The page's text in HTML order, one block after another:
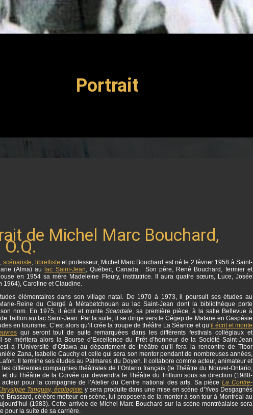
Portrait
de Michel Marc Bouchard,
O.Q.
,scénariste librettiste et professeur, Michel Marc Bouchard est né le 2 février 1958 à Saint-
(Alma) aulac Saint-Jean , Québec, Canada. Son père, René Bouchard, fermier et
en 1954 sa mère Madeleine Fleury, institutrice. Il aura quatre sœurs, Luce, Josée
1964), Caroline et Claudine.
élémentaires dans son village natal. De 1970 à 1973, il poursuit ses études au
Reine du Clergé à Métabetchouan au lac Saint-Jean dont la bibliothèque porte
nom. En 1975, il écrit et monte Scandale , sa première pièce, à la salle Bellevue à
Taillon au lac Saint-Jean. Par la suite, il se dirige vers le Cégep de Matane en Gaspésie
en tourisme. C’est alors qu’il crée la troupe de théâtre La Séance et qu’il écrit et monte
qui seront tout de suite remarquées dans les différents festivals collégiaux et
se méritera alors la Bourse d’Excellence du Prêt d’honneur de la Société Saint-Jean
à l’Université d’Ottawa au département de théâtre qu’il fera la rencontre de Tibor
Zana, Isabelle Cauchy et celle qui sera son mentor pendant de nombreuses années,
Il termine ses études au Palmares du Doyen. Il collabore comme acteur, animateur et
différentes compagnies théâtrales de l’Ontario français (le Théâtre du Nouvel-Ontario,
du Théâtre de la Corvée qui deviendra le Théâtre du Trillium sous sa direction (1988-
acteur pour la compagnie de l’Atelier du Centre national des arts. Sa pièceLa Contre-
Tanguay, écologiste y sera produite dans une mise en scène d’Yves Desgagnés
Brassard, célèbre metteur en scène, lui proposera de la monter à son tour à Montréal au
(1983). Cette arrivée de Michel Marc Bouchard sur la scène montréalaise sera
pour la suite de sa carrière.